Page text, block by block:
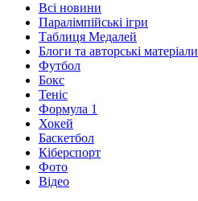
Всі новини
Паралімпійські ігри
Таблиця Медалей
Блоги та авторські матеріали
Футбол
Бокс
Теніс
Формула 1
Хокей
Баскетбол
Кіберспорт
Фото
Відео